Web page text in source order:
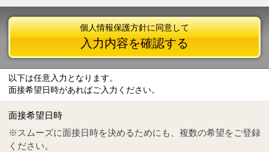
個人情報保護方針
Tel
0570-55-0314
個人情報保護方針に同意して
入力内容を確認する
以下は任意入力となります。
面接希望日時があればご入力ください。
面接希望日時
※スムーズに面接日時を決めるためにも、複数の希望をご登録
ください。